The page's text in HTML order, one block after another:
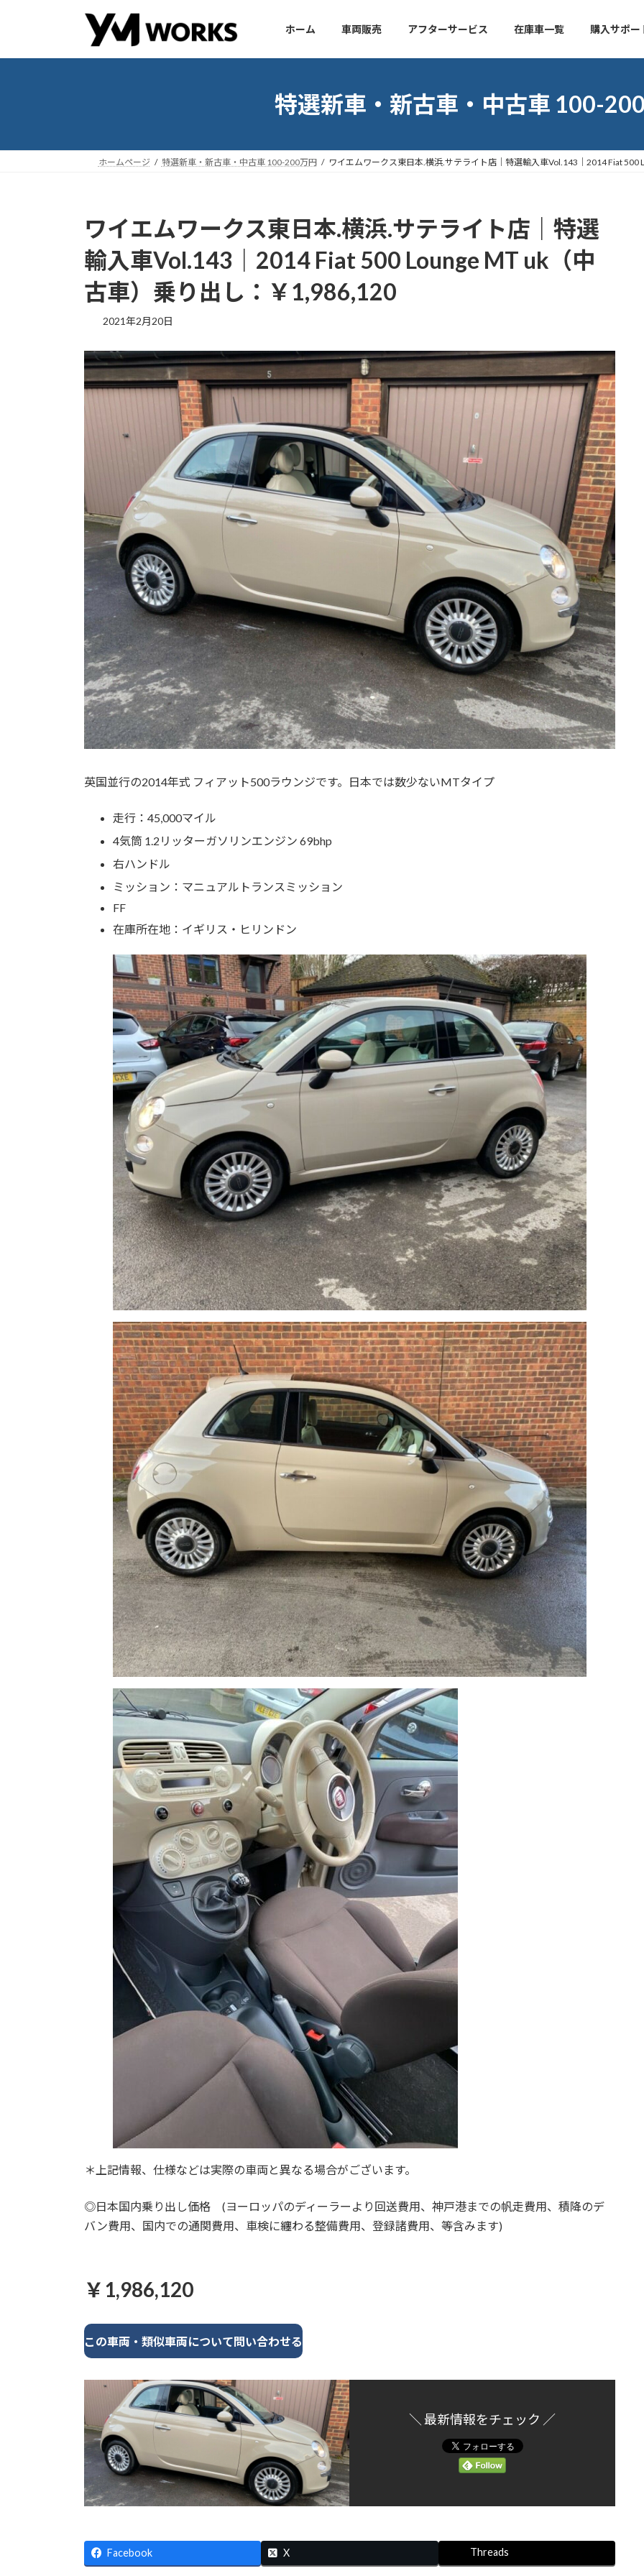
ン
ー
ホーム 車両販売 アフターサービス 在庫車一覧 購入サポー
特選新車・新古車・中古車 100-
ホームページ 特選新車・新古車・中古車 100-200万円 ワイエムワークス東日本.横浜.サテライト店｜特選輸入車Vol.143｜2014 Fiat
ワイエムワークス東日本.横浜.サテライト店｜特選
輸入車Vol.143｜2014 Fiat 500 Lounge MT uk（中
古車）乗り出し：￥1,986,120
2021年2月20日
英国並行の2014年式 フィアット500ラウンジです。日本では数少ないMTタイプ
走行：45,000マイル
4気筒 1.2リッターガソリンエンジン 69bhp
右ハンドル
ミッション：マニュアルトランスミッション
FF
在庫所在地：イギリス・ヒリンドン
＊上記情報、仕様などは実際の車両と異なる場合がございます。
◎日本国内乗り出し価格 (ヨーロッパのディーラーより回送費用、神戸港までの帆走費用、積降のデ
バン費用、国内での通関費用、車検に纏わる整備費用、登録諸費用、等含みます)
￥1,986,120
この車両・類似車両について問い合わせる
＼ 最新情報をチェック ／
Facebook X Threads